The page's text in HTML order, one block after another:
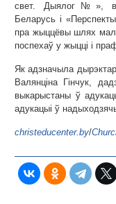
свет. Дыялог№»,
Беларусь і
пра жыццёвы шлях
поспехаў у жыцці і
Як адзначыла
Валянціна Гінчук,
выкарыстаны ў
адукацыі ў
christeducenter.by/